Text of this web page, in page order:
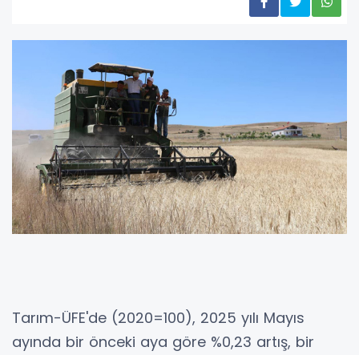
Tarım-ÜFE'de (2020=100), 2025 yılı Mayıs
ayında bir önceki aya göre %0,23 artış, bir